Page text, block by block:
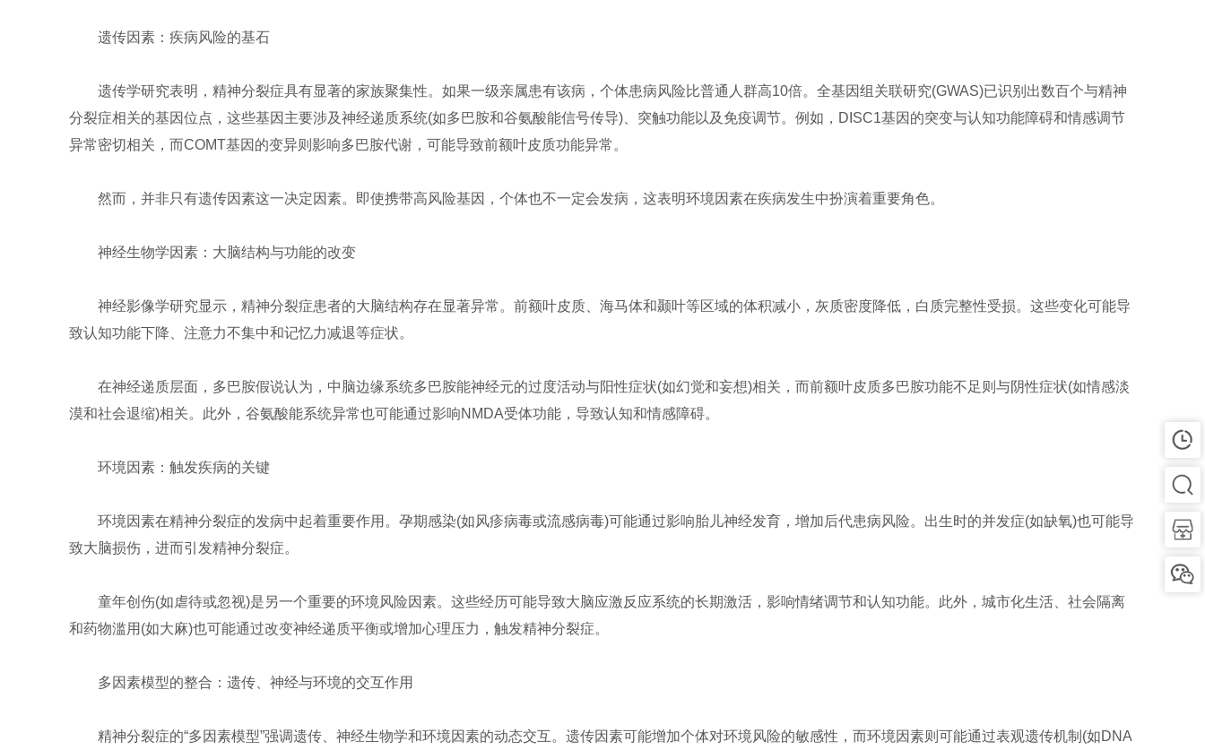
遗传因素：疾病风险的基石
遗传学研究表明，精神分裂症具有显著的家族聚集性。如果一级亲属患有该病，个体患病风险比普通人群高10倍‌。全基因组关联研究(GWAS)已识别出数百个与精神
分裂症相关的基因位点，这些基因主要涉及神经递质系统(如多巴胺和谷氨酸能信号传导)、突触功能以及免疫调节‌。例如，DISC1基因的突变与认知功能障碍和情感调节
异常密切相关，而COMT基因的变异则影响多巴胺代谢，可能导致前额叶皮质功能异常‌。
然而，并非只有遗传因素这一决定因素。即使携带高风险基因，个体也不一定会发病，这表明环境因素在疾病发生中扮演着重要角色‌。
神经生物学因素：大脑结构与功能的改变
神经影像学研究显示，精神分裂症患者的大脑结构存在显著异常。前额叶皮质、海马体和颞叶等区域的体积减小，灰质密度降低，白质完整性受损‌。这些变化可能导
致认知功能下降、注意力不集中和记忆力减退等症状。
在神经递质层面，多巴胺假说认为，中脑边缘系统多巴胺能神经元的过度活动与阳性症状(如幻觉和妄想)相关，而前额叶皮质多巴胺功能不足则与阴性症状(如情感淡
漠和社会退缩)相关‌。此外，谷氨酸能系统异常也可能通过影响NMDA受体功能，导致认知和情感障碍‌。
环境因素：触发疾病的关键
环境因素在精神分裂症的发病中起着重要作用。孕期感染(如风疹病毒或流感病毒)可能通过影响胎儿神经发育，增加后代患病风险‌。出生时的并发症(如缺氧)也可能导
致大脑损伤，进而引发精神分裂症‌。
童年创伤(如虐待或忽视)是另一个重要的环境风险因素。这些经历可能导致大脑应激反应系统的长期激活，影响情绪调节和认知功能‌。此外，城市化生活、社会隔离
和药物滥用(如大麻)也可能通过改变神经递质平衡或增加心理压力，触发精神分裂症‌。
多因素模型的整合：遗传、神经与环境的交互作用
精神分裂症的“多因素模型”强调遗传、神经生物学和环境因素的动态交互。遗传因素可能增加个体对环境风险的敏感性，而环境因素则可能通过表观遗传机制(如DNA